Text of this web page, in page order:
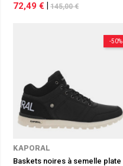
72,49 € 145,00 €
-50%
KAPORAL
Baskets noires à semelle plate